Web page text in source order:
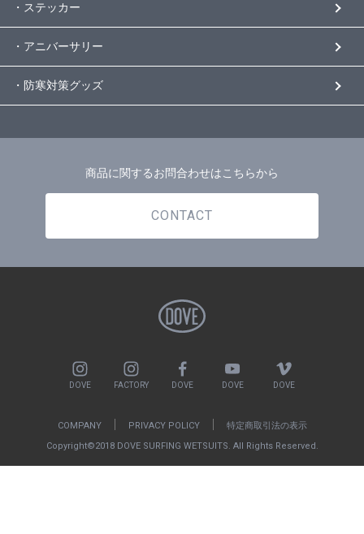
・ステッカー
・アニバーサリー
・防寒対策グッズ
商品に関するお問合わせはこちらから
CONTACT
DOVE FACTORY DOVE DOVE DOVE
COMPANY PRIVACY POLICY
特定商取引法の表示
Copyright©2018 DOVE SURFING WETSUITS. All Rights Reserved.